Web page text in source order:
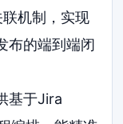
机制，实现
布的端到端闭
基于Jira